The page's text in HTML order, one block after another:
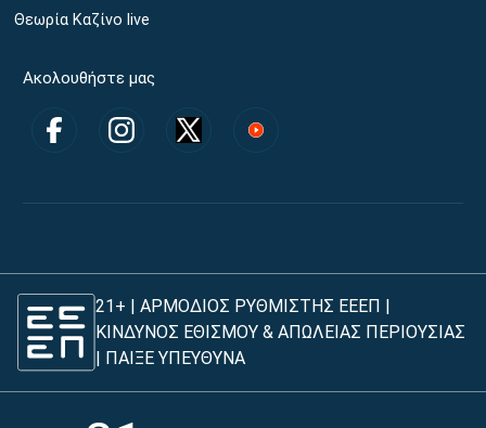
Θεωρία Καζίνο live
Ακολουθήστε μας
21+ | ΑΡΜΟΔΙΟΣ ΡΥΘΜΙΣΤΗΣ ΕΕΕΠ |
ΚΙΝΔΥΝΟΣ ΕΘΙΣΜΟΥ & ΑΠΩΛΕΙΑΣ ΠΕΡΙΟΥΣΙΑΣ
| ΠΑΙΞΕ ΥΠΕΥΘΥΝΑ